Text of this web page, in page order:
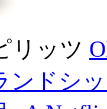
リッツ
ンドシ